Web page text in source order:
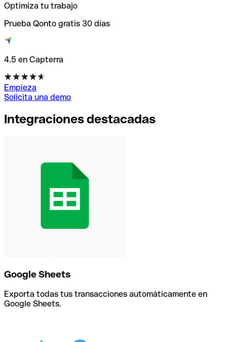
Optimiza tu trabajo
Prueba Qonto gratis 30 días
4.5 en Capterra
Empieza
Solicita una demo
Integraciones destacadas
Google Sheets
Exporta todas tus transacciones automáticamente en
Google Sheets.